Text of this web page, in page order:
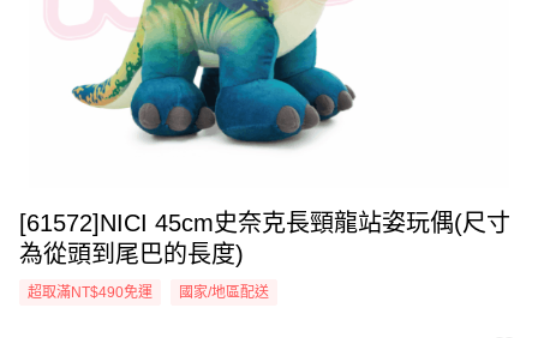
[61572]NICI 45cm史奈克長頸龍站姿玩偶(尺寸
為從頭到尾巴的長度)
超取滿NT$490免運 國家/地區配送